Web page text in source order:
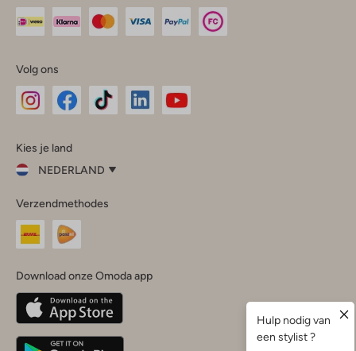
Volg ons
InstagramFacebook
Kies je land
NEDERLAND
je
land
Nederland
Belgique(Français)
Deutschland
Verzendmethodes
Download onze Omoda app